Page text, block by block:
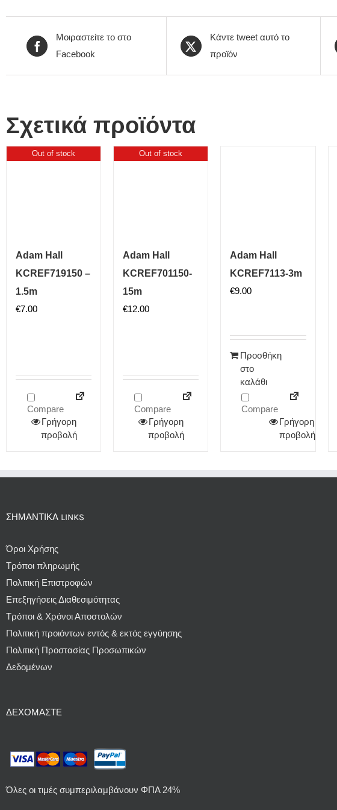
Μοιραστείτε το στο
Facebook
Κάντε tweet αυτό το
προϊόν
Σχετικά προϊόντα
Out of stock
Adam Hall
KCREF719150 –
1.5m
€7.00
Compare
Γρήγορη
προβολή
Out of stock
Adam Hall
KCREF701150-
15m
€12.00
Compare
Γρήγορη
προβολή
Adam Hall
KCREF7113-3m
€9.00
Προσθήκη
στο
καλάθι
Compare
Γρήγορη
προβολή
ΣΗΜΑΝΤΙΚΆ LINKS
Όροι Χρήσης
Τρόποι πληρωμής
Πολιτική Επιστροφών
Επεξηγήσεις Διαθεσιμότητας
Τρόποι & Χρόνοι Αποστολών
Πολιτική προιόντων εντός & εκτός εγγύησης
Πολιτική Προστασίας Προσωπικών
Δεδομένων
ΔΕΧΌΜΑΣΤΕ
Όλες οι τιμές συμπεριλαμβάνουν ΦΠΑ 24%